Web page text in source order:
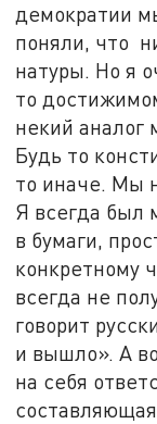
демократии
поняли, что
натуры. Но я
то
некий аналог
Будь то
то иначе. Мы
Я всегда был
в бумаги,
конкретному
всегда не
говорит
и вышло». А
на себя